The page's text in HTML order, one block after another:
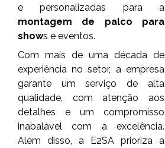
e personalizadas para a
montagem de palco para
shows e eventos.
Com mais de uma década de
experiência no setor, a empresa
garante um serviço de alta
qualidade, com atenção aos
detalhes e um compromisso
inabalável com a excelência.
Além disso, a E2SA prioriza a